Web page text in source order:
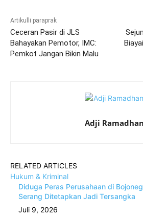
Artikulli paraprak
Ceceran Pasir di JLS
Bahayakan Pemotor, IMC:
Pemkot Jangan Bikin Malu
Adji Ramadhan
RELATED ARTICLES
Hukum & Kriminal
Diduga Peras Perusahaan di
Serang Ditetapkan Jadi Tersangka
Juli 9, 2026